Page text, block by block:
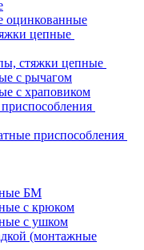
оцинкованные
цепные
стяжки цепные
с рычагом
с храповиком
приспособления
БМ
с крюком
с ушком
(монтажные